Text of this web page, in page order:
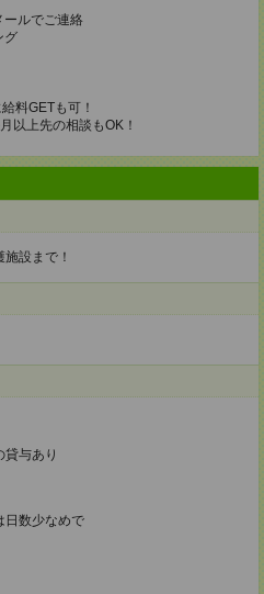
ールでご連絡
グ
料GETも可！
以上先の相談もOK！
設まで！
与あり
数少なめで